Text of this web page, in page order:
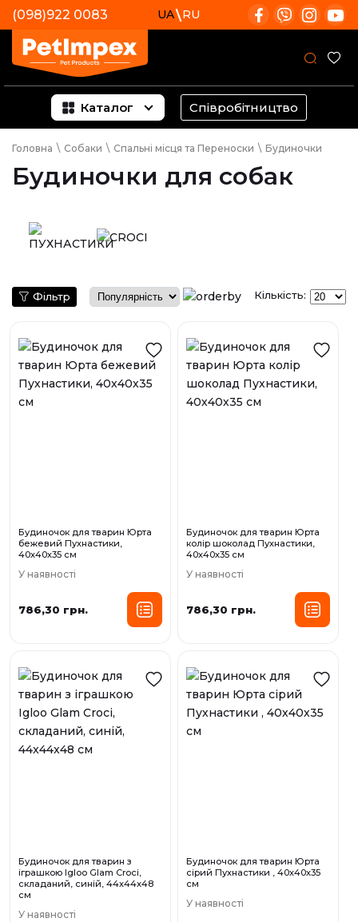
(098)922 0083 UA RU
Каталог Співробітництво
Головна \ Собаки \ Спальні місця та Переноски \ Будиночки
Будиночки для собак
Фільтр Кількість:
Будиночок для тварин Юрта
бежевий Пухнастики,
40х40х35 см
У наявності
786,30 грн.
Будиночок для тварин Юрта
колір шоколад Пухнастики,
40х40х35 см
У наявності
786,30 грн.
Будиночок для тварин з
іграшкою Igloo Glam Croci,
складаний, синій, 44x44x48
см
У наявності
Будиночок для тварин Юрта
сірий Пухнастики , 40х40х35
см
У наявності